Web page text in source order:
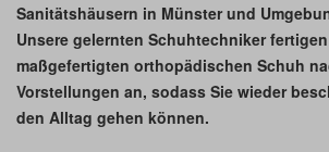
Sanitätshäusern in Münster und
Unsere gelernten Schuhtechniker
maßgefertigten orthopädischen Schuh
Vorstellungen an, sodass Sie wieder
den Alltag gehen können.